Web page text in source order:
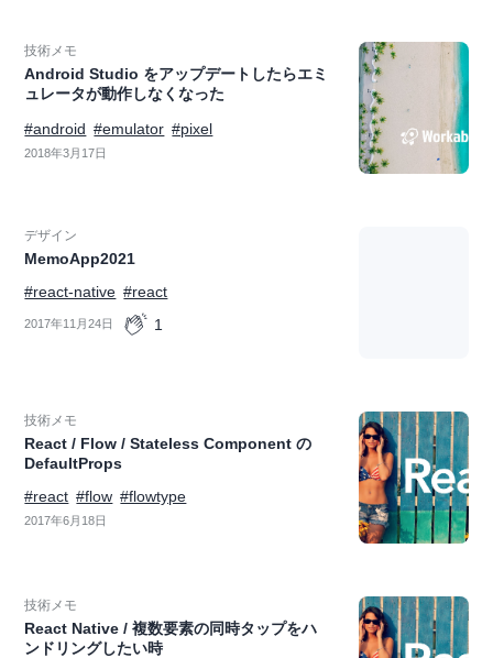
技術メモ
Android Studio をアップデートしたらエミ
ュレータが動作しなくなった
#android #emulator #pixel
2018年3月17日
デザイン
MemoApp2021
#react-native #react
2017年11月24日 1
技術メモ
React / Flow / Stateless Component の
DefaultProps
#react #flow #flowtype
2017年6月18日
技術メモ
React Native / 複数要素の同時タップをハ
ンドリングしたい時